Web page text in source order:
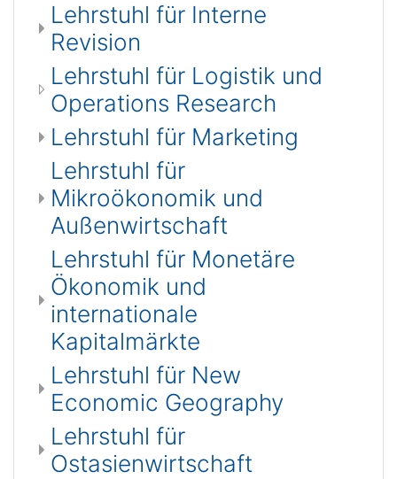
Lehrstuhl für Interne
Revision
Lehrstuhl für Logistik und
Operations Research
Lehrstuhl für Marketing
Lehrstuhl für
Mikroökonomik und
Außenwirtschaft
Lehrstuhl für Monetäre
Ökonomik und
internationale
Kapitalmärkte
Lehrstuhl für New
Economic Geography
Lehrstuhl für
Ostasienwirtschaft